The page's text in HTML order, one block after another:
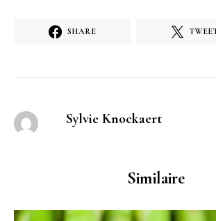
SHARE
Sylvie Knockaert
Similaire